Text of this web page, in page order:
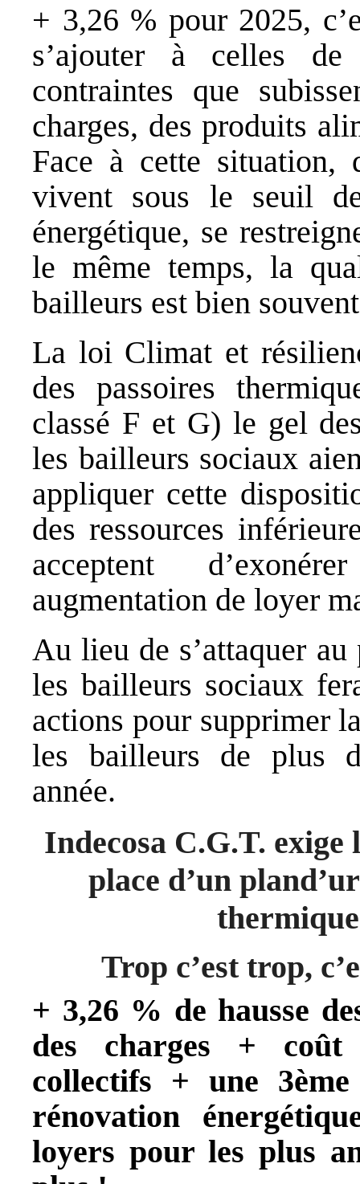
+ 3,26 % pour 2025,
s’ajouter à celles de
contraintes que
charges, des produits
Face à cette situation,
vivent sous le seuil
énergétique, se
le même temps, la
bailleurs est bien
La loi Climat et
des passoires
classé F et G) le gel
les bailleurs sociaux
appliquer cette
des ressources
acceptent
augmentation de loyer
Au lieu de s’attaquer
les bailleurs sociaux
actions pour supprimer
les bailleurs de plus
année.
Indecosa C.G.T. exige
place d’un
Trop c’est trop,
+ 3,26 % de hausse
des charges + coût
collectifs + une
rénovation
loyers pour les plus